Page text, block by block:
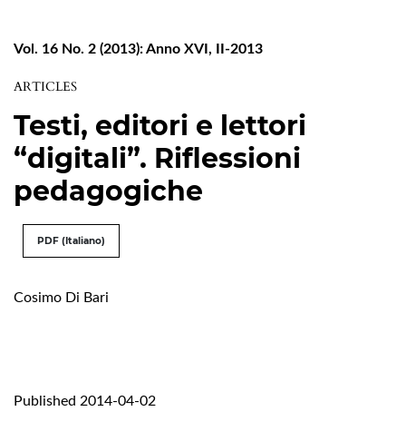
Vol. 16 No. 2 (2013): Anno XVI, II-2013
ARTICLES
Testi, editori e lettori
“digitali”. Riflessioni
pedagogiche
PDF (Italiano)
Cosimo Di Bari
Published 2014-04-02